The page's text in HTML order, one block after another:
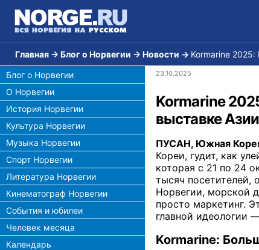
Главная → Блог о Норвегии → Новости → Kormarine
Блог о Норвегии
О Норвегии
История Норвегии
Культура Норвегии
Музыка Норвегии
Спорт Норвегии
Литература Норвегии
Кинематограф Норвегии
События и юбилеи
Человек месяца
Календарь
23.10.2025
Kormarine
выставке Азии
ПУСАН, Южная
Кореи, гудит, как
которая с 21 по 24
тысяч посетителей,
Норвегии, морской
просто маркетинг.
главной идеологии
Kormarine: